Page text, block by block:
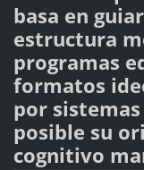
basa en
estructura
programas
formatos
por
posible su
cognitivo